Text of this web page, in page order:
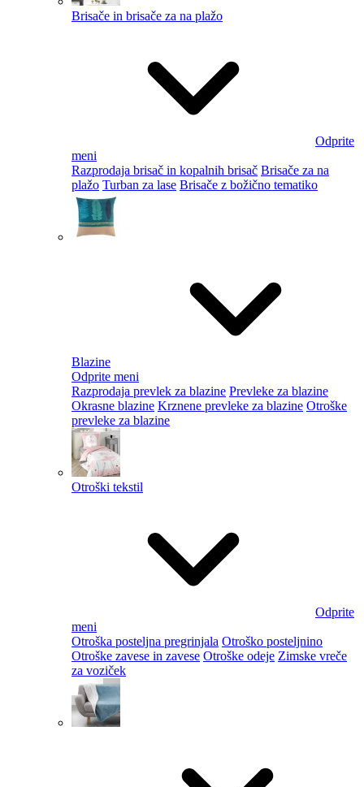
Brisače in brisače za na plažo
Odprite
meni
Razprodaja brisač in kopalnih brisač Brisače za na
plažo Turban za lase Brisače z božično tematiko
Blazine
Odprite meni
Razprodaja prevlek za blazine Prevleke za blazine
Okrasne blazine Krznene prevleke za blazine Otroške
prevleke za blazine
Otroški tekstil
Odprite
meni
Otroška posteljna pregrinjala Otroško posteljnino
Otroške zavese in zavese Otroške odeje Zimske vreče
za voziček